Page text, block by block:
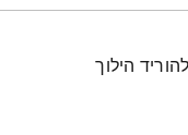
הילוך